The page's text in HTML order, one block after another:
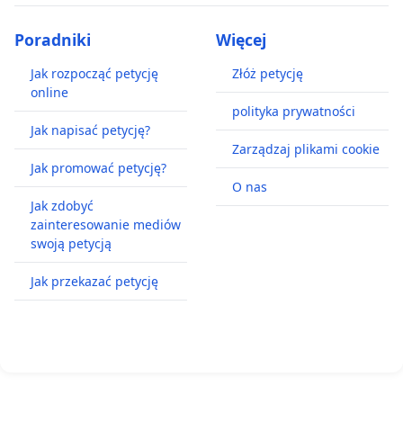
Poradniki
Jak rozpocząć petycję
online
Jak napisać petycję?
Jak promować petycję?
Jak zdobyć
zainteresowanie mediów
swoją petycją
Jak przekazać petycję
Więcej
Złóż petycję
polityka prywatności
Zarządzaj plikami cookie
O nas